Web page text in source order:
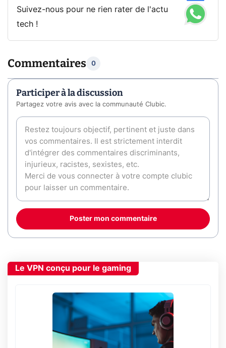
Suivez-nous pour ne rien rater de l'actu
tech !
Commentaires 0
Participer à la discussion
Partagez votre avis avec la communauté Clubic.
Poster mon commentaire
Le VPN conçu pour le gaming